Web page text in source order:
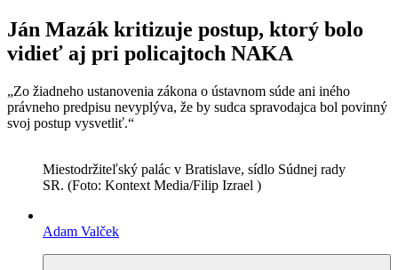
Ján Mazák kritizuje postup, ktorý bolo
vidieť aj pri policajtoch NAKA
„Zo žiadneho ustanovenia zákona o ústavnom súde ani iného
právneho predpisu nevyplýva, že by sudca spravodajca bol povinný
svoj postup vysvetliť.“
Miestodržiteľský palác v Bratislave, sídlo Súdnej rady
SR. (Foto: Kontext Media/Filip Izrael )
Adam Valček